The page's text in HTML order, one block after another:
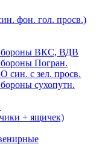
фон. гол. просв.)
ВКС, ВДВ
Погран.
с зел. просв.
сухопутн.
+ ящичек)